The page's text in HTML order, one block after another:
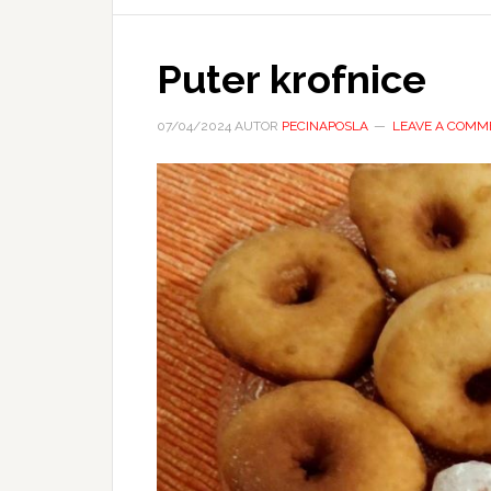
Puter krofnice
07/04/2024 AUTOR PECINAPOSLA LEAVE A